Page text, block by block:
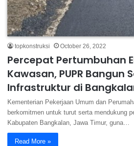
topkonstruksi October 26, 2022
Percepat Pertumbuhan
Kawasan, PUPR Bangun
Infrastruktur di
Kementerian Pekerjaan Umum dan
berkomitmen untuk turut serta mendukung
Kabupaten Bangkalan, Jawa Timur, guna…
Read More »